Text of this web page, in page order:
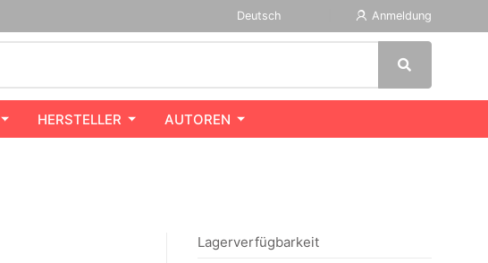
Deutsch Anmeldung
HERSTELLER AUTOREN
Lagerverfügbarkeit